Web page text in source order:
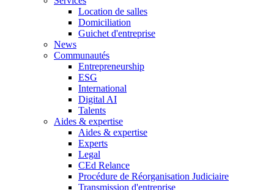
Location de salles
Domiciliation
Guichet d'entreprise
News
Communautés
Entrepreneurship
ESG
International
Digital AI
Talents
Aides & expertise
Aides & expertise
Experts
Legal
CEd Relance
Procédure de Réorganisation Judiciaire
Transmission d'entreprise